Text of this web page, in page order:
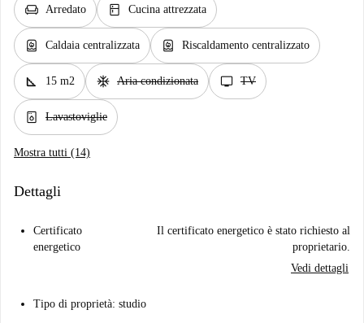
chair Arredato kitchen Cucina attrezzata
water_heater Caldaia centralizzata water_heater Riscaldamento centralizzato
square_foot 15 m2 ac_unit Aria condizionata tv TV
dishwasher_gen Lavastoviglie
Mostra tutti (14)
Dettagli
Certificato
energetico
Il certificato energetico è stato richiesto al
proprietario.
Vedi dettagli
Tipo di proprietà: studio